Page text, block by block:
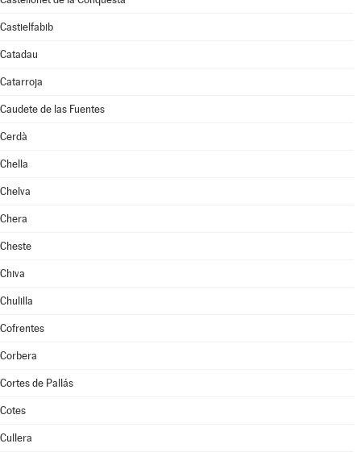
Castielfabib
Catadau
Catarroja
Caudete de las Fuentes
Cerdà
Chella
Chelva
Chera
Cheste
Chiva
Chulilla
Cofrentes
Corbera
Cortes de Pallás
Cotes
Cullera